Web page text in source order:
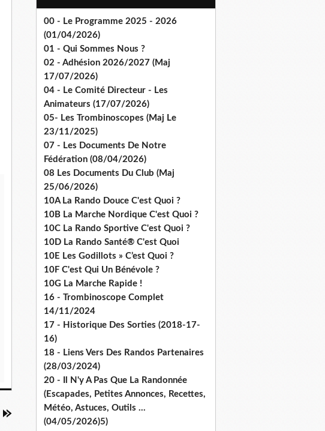
00 - Le Programme 2025 - 2026
(01/04/2026)
01 - Qui Sommes Nous ?
02 - Adhésion 2026/2027 (Maj
17/07/2026)
04 - Le Comité Directeur - Les
Animateurs (17/07/2026)
05- Les Trombinoscopes (Maj Le
23/11/2025)
07 - Les Documents De Notre
Fédération (08/04/2026)
08 Les Documents Du Club (Maj
25/06/2026)
10A La Rando Douce C'est Quoi ?
10B La Marche Nordique C'est Quoi ?
10C La Rando Sportive C'est Quoi ?
10D La Rando Santé® C'est Quoi
10E Les Godillots » C’est Quoi ?
10F C'est Qui Un Bénévole ?
10G La Marche Rapide !
16 - Trombinoscope Complet
14/11/2024
17 - Historique Des Sorties (2018-17-
16)
18 - Liens Vers Des Randos Partenaires
(28/03/2024)
20 - Il N'y A Pas Que La Randonnée
(Escapades, Petites Annonces, Recettes,
Météo, Astuces, Outils ...
(04/05/2026)5)